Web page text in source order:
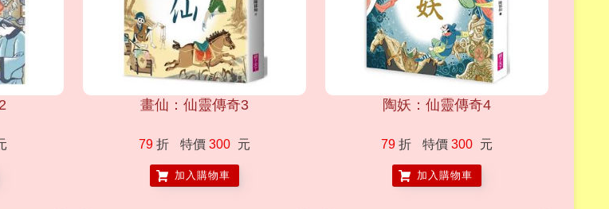
畫仙：仙靈傳奇3
79 折 特價 300 元
加入購物車
陶妖：仙靈傳奇4
79 折 特價 300 元
加入購物車